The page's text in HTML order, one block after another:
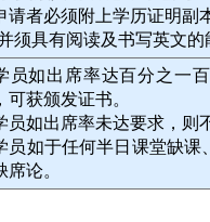
请者必须附上学历证明副
须具有阅读及书写英文的
如出席率达百分之一
可获颁发证书。
如出席率未达要求，则
如于任何半日课堂缺课
席论。